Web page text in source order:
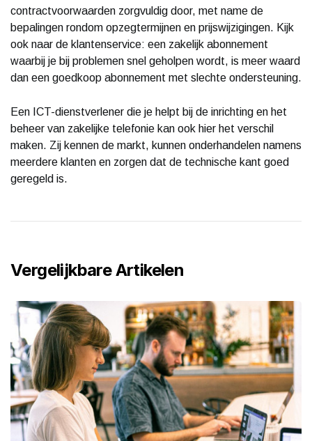
contractvoorwaarden zorgvuldig door, met name de
bepalingen rondom opzegtermijnen en prijswijzigingen. Kijk
ook naar de klantenservice: een zakelijk abonnement
waarbij je bij problemen snel geholpen wordt, is meer waard
dan een goedkoop abonnement met slechte ondersteuning.
Een ICT-dienstverlener die je helpt bij de inrichting en het
beheer van zakelijke telefonie kan ook hier het verschil
maken. Zij kennen de markt, kunnen onderhandelen namens
meerdere klanten en zorgen dat de technische kant goed
geregeld is.
Vergelijkbare Artikelen